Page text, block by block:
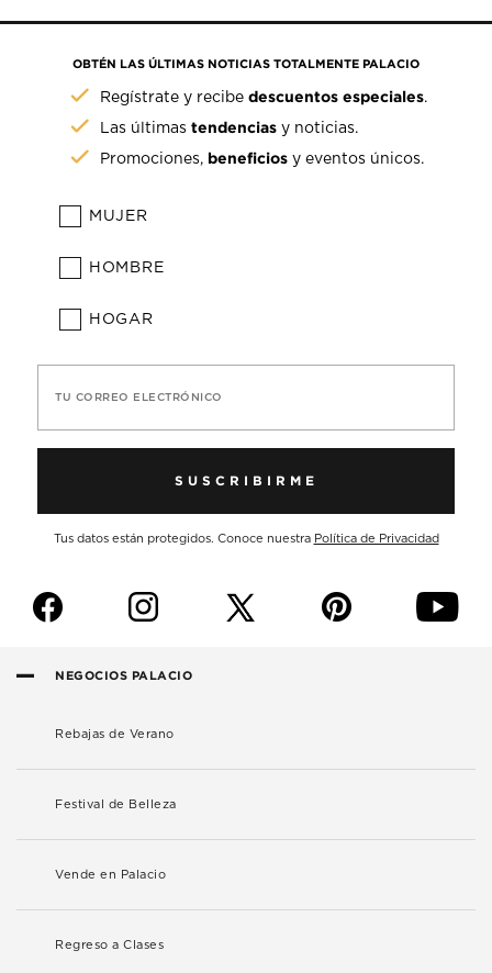
OBTÉN LAS ÚLTIMAS NOTICIAS TOTALMENTE PALACIO
Regístrate y recibedescuentos especiales.
Las últimastendencias y noticias.
Promociones, beneficios y eventos únicos.
MUJER
HOMBRE
HOGAR
TU CORREO ELECTRÓNICO
SUSCRIBIRME
Tus datos están protegidos. Conoce nuestra Política de Privacidad
f i p y
NEGOCIOS PALACIO
Rebajas de Verano
Festival de Belleza
Vende en Palacio
Regreso a Clases